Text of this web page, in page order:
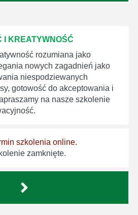
I KREATYWNOŚĆ
rozumiana jako
nowych zagadnień jako
niespodziewanych
gotowość do akceptowania i
na nasze szkolenie
szkolenia online.
zamknięte.